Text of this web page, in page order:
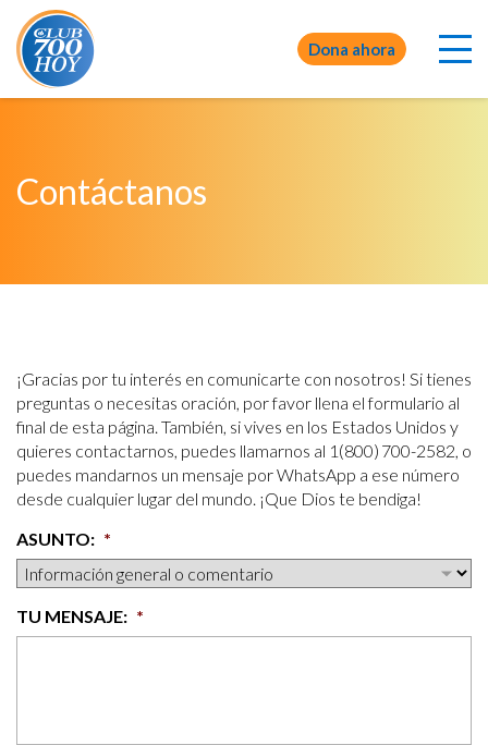
Dona ahora
Contáctanos
¡Gracias por tu interés en comunicarte con nosotros! Si tienes
preguntas o necesitas oración, por favor llena el formulario al
final de esta página. También, si vives en los Estados Unidos y
quieres contactarnos, puedes llamarnos al 1(800) 700-2582, o
puedes mandarnos un mensaje por WhatsApp a ese número
desde cualquier lugar del mundo. ¡Que Dios te bendiga!
ASUNTO: *
TU MENSAJE: *